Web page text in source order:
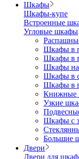
Шкафы
Шкафы-купе
Встроенные
Угловые шкафы
Шкафы в
Шкафы в
Шкафы на
Шкафы в
Шкафы в
Книжные
Узкие
Шкафы с
Большие
Двери
Двери для